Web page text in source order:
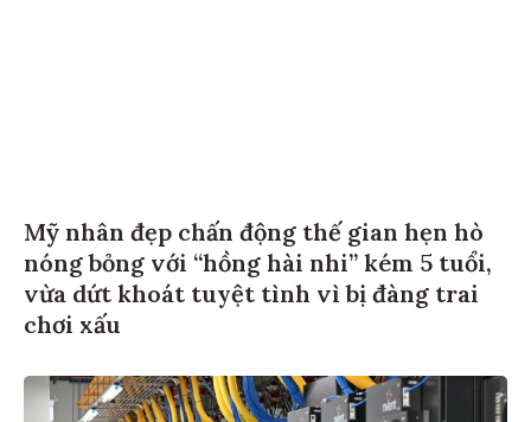
Mỹ nhân đẹp chấn động thế gian hẹn hò
nóng bỏng với “hồng hài nhi” kém 5 tuổi,
vừa dứt khoát tuyệt tình vì bị đàng trai
chơi xấu